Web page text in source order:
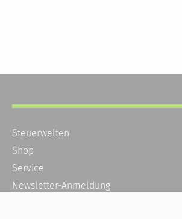
Steuerwelten
Shop
Service
Newsletter-Anmeldung